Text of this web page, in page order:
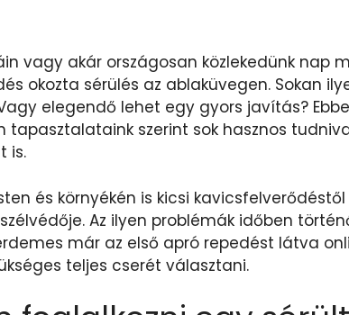
vagy akár országosan közlekedünk nap
okozta sérülés az ablaküvegen. Sokan
elegendő lehet egy gyors javítás?
szerint sok hasznos
is.
és környékén is kicsi
Az ilyen problémák időben
már az első apró repedést látva
teljes cserét választani.